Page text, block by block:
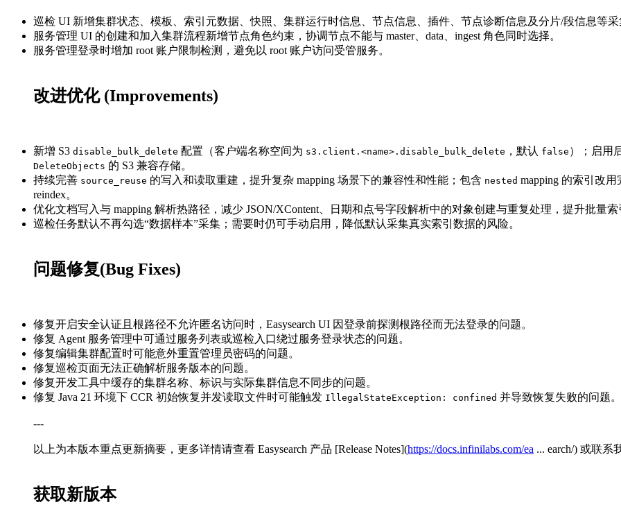
巡检 UI 新增集群状态、模板、索引元数据、快照、集群运行时信息、节点信息、插件、节点诊断信息及分片/段信息等采
服务管理 UI 的创建和加入集群流程新增节点角色约束，协调节点不能与 master、data、ingest 角色同时选择。
服务管理登录时增加 root 账户限制检测，避免以 root 账户访问受管服务。
改进优化 (Improvements)
新增 S3 disable_bulk_delete 配置（客户端名称空间为 s3.client.<name>.disable_bulk_delete ，默认 false ）；启用
DeleteObjects 的 S3 兼容存储。
持续完善 source_reuse 的写入和读取重建，提升复杂 mapping 场景下的兼容性和性能；包含 nested mapping 的索引改用
reindex。
优化文档写入与 mapping 解析热路径，减少 JSON/XContent、日期和点号字段解析中的对象创建与重复处理，提升批量索
巡检任务默认不再勾选“数据样本”采集；需要时仍可手动启用，降低默认采集真实索引数据的风险。
问题修复(Bug Fixes)
修复开启安全认证且根路径不允许匿名访问时，Easysearch UI 因登录前探测根路径而无法登录的问题。
修复 Agent 服务管理中可通过服务列表或巡检入口绕过服务登录状态的问题。
修复编辑集群配置时可能意外重置管理员密码的问题。
修复巡检页面无法正确解析服务版本的问题。
修复开发工具中缓存的集群名称、标识与实际集群信息不同步的问题。
修复 Java 21 环境下 CCR 初始恢复并发读取文件时可能触发 IllegalStateException: confined 并导致恢复失败的问题。
---
以上为本版本重点更新摘要，更多详情请查看 Easysearch 产品 [Release Notes](https://docs.infinilabs.com/ea ... earch/) 或联系
获取新版本